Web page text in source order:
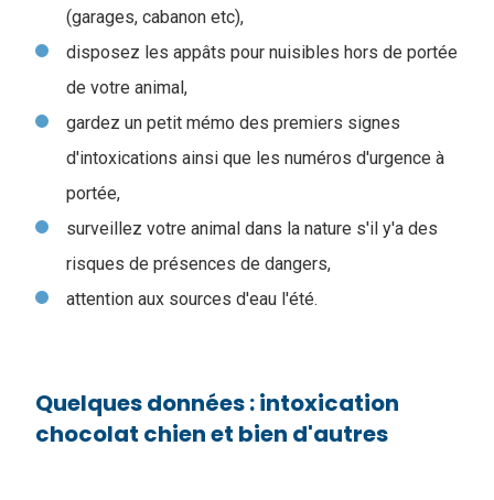
(garages, cabanon etc),
disposez les appâts pour nuisibles hors de portée
de votre animal,
gardez un petit mémo des premiers signes
d'intoxications ainsi que les numéros d'urgence à
portée,
surveillez votre animal dans la nature s'il y'a des
risques de présences de dangers,
attention aux sources d'eau l'été.
Quelques données : intoxication
chocolat chien et bien d'autres